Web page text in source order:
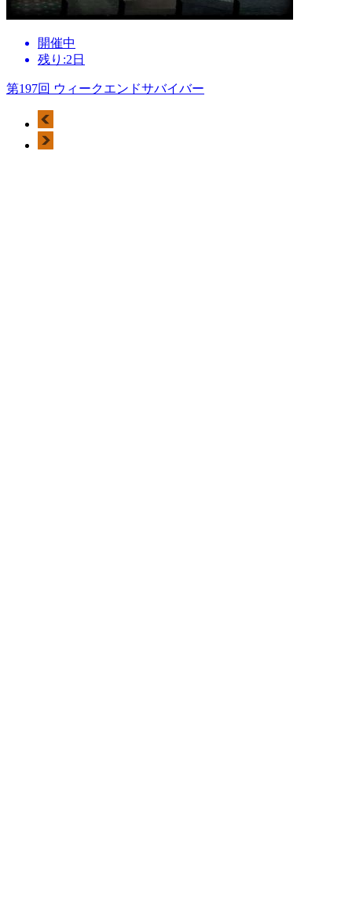
開催中
残り:2日
第197回 ウィークエンドサバイバー